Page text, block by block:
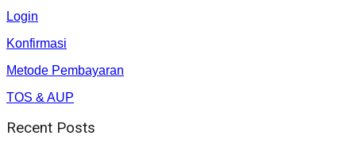
Login
Konfirmasi
Metode Pembayaran
TOS & AUP
Recent Posts